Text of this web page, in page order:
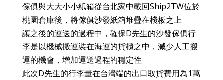
傢俱與大大小小紙箱從台北家中載回Ship2TW位於
桃園倉庫後，將傢俱沙發紙箱堆疊在棧板之上
讓之後的運送的過程中，確保D先生的沙發傢俱行
李是以機械搬運裝在海運的貨櫃之中，減少人工搬
運的機會，增加運送過程的穩定性
此次D先生的行李量在台灣端的出口取貨費用為1萬